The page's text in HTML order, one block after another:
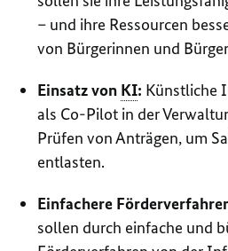
– und ihre Ressourcen
von Bürgerinnen und
Einsatz von KI: Künstliche
als Co-Pilot in der
Prüfen von Anträgen, um
entlasten.
Einfachere
sollen durch einfache und